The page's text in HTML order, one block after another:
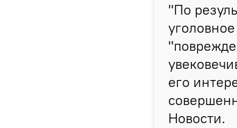
"По
его
Новости.